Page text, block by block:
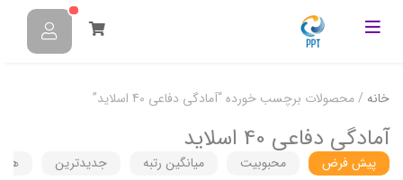
خانه / محصولات برچسب خورده “آمادگی دفاعی 40 اسلاید”
آمادگی دفاعی 40 اسلاید
پیش فرض محبوبیت میانگین رتبه جدیدترین